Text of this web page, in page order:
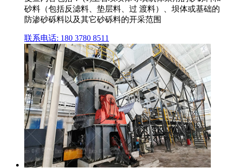
砂料（包括反滤料、垫层料、过 渡料）、坝体或基础的
防渗砂砾料以及其它砂砾料的开采范围
联系电话: 180 3780 8511